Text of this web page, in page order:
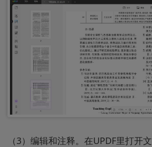
（3）编辑和注释。在UPDF里打开